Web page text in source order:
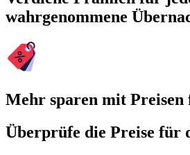
wahrgenommene
Mehr sparen mit
Überprüfe die Preise für